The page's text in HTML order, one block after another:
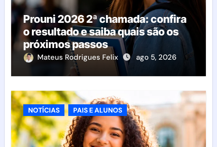
Prouni 2026 2ª chamada: confira
o resultado e saiba quais são os
próximos passos
Mateus Rodrigues Felix ago 5, 2026
NOTÍCIAS PAIS E ALUNOS